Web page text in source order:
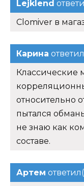
Lejklend
Clomiver в
Карина
Классические
относительно
пытался
не знаю как
составе.
Артем